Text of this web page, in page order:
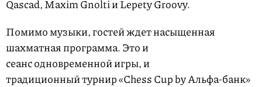
Qascad, Maxim Gnolti и Lepety Groovy.
Помимо музыки, гостей ждет насыщенная
шахматная программа. Это и
сеанс одновременной игры, и
традиционный турнир «Chess Cup by Альфа-банк»